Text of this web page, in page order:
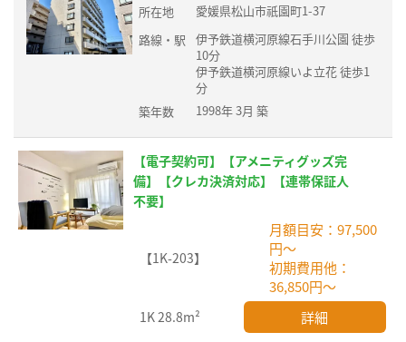
所在地
愛媛県松山市祇園町1-37
路線・駅
伊予鉄道横河原線石手川公園 徒歩
10分
伊予鉄道横河原線いよ立花 徒歩1
分
築年数
1998年 3月 築
【電子契約可】【アメニティグッズ完
備】【クレカ決済対応】【連帯保証人
不要】
【1K-203】
月額目安：97,500
円～
初期費用他：
36,850円～
1K28.8m² 詳細